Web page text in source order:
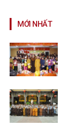
MỚI NHẤT